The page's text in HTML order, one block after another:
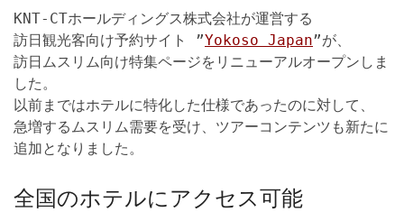
KNT-CTホールディングス株式会社が運営する
訪日観光客向け予約サイト ”Yokoso Japan”が、
訪日ムスリム向け特集ページをリニューアルオープンしま
した。
以前まではホテルに特化した仕様であったのに対して、
急増するムスリム需要を受け、ツアーコンテンツも新たに
追加となりました。
全国のホテルにアクセス可能